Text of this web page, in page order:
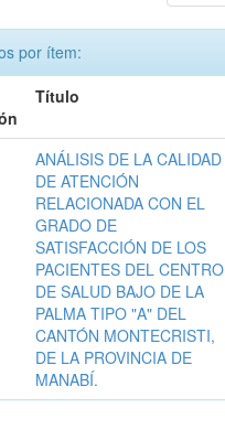
por ítem:
Título
ANÁLISIS DE LA CALIDAD
DE ATENCIÓN
RELACIONADA CON EL
GRADO DE
SATISFACCIÓN DE LOS
PACIENTES DEL CENTRO
DE SALUD BAJO DE LA
PALMA TIPO "A" DEL
CANTÓN MONTECRISTI,
DE LA PROVINCIA DE
MANABÍ.